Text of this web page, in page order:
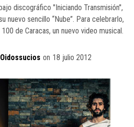
discográfico "Iniciando Transmisión",
nuevo sencillo “Nube”. Para celebrarlo,
de Caracas, un nuevo video musical.
Oidossucios on 18 julio 2012